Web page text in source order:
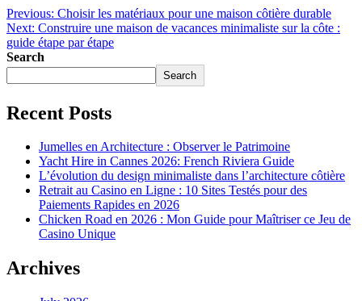
Previous: Choisir les matériaux pour une maison côtière durable
Next: Construire une maison de vacances minimaliste sur la côte :
guide étape par étape
Search
Search
Recent Posts
Jumelles en Architecture : Observer le Patrimoine
Yacht Hire in Cannes 2026: French Riviera Guide
L’évolution du design minimaliste dans l’architecture côtière
Retrait au Casino en Ligne : 10 Sites Testés pour des
Paiements Rapides en 2026
Chicken Road en 2026 : Mon Guide pour Maîtriser ce Jeu de
Casino Unique
Archives